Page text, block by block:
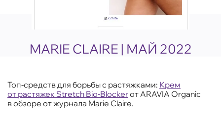
MARIE CLAIRE | МАЙ 2022
Топ-средств для борьбы с растяжками: Крем
от растяжек Stretch Bio-Blockerот ARAVIA Organic
в обзоре от журнала Marie Claire.